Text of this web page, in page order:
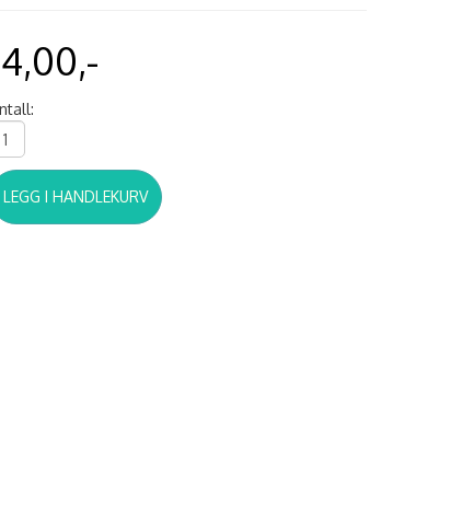
LEGG I HANDLEKURV